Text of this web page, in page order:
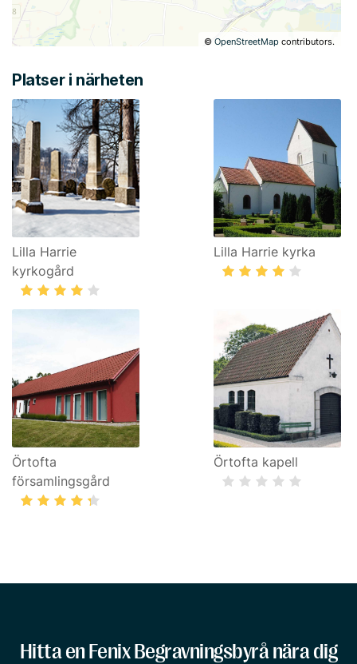
©OpenStreetMap contributors.
Platser i närheten
Lilla Harrie
kyrkogård
Lilla Harrie kyrka
Örtofta
församlingsgård
Örtofta kapell
Hitta en Fenix Begravningsbyrå nära dig